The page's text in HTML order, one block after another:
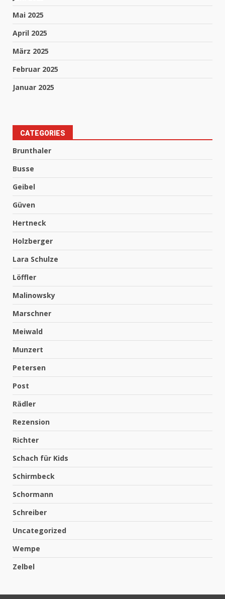
Mai 2025
April 2025
März 2025
Februar 2025
Januar 2025
CATEGORIES
Brunthaler
Busse
Geibel
Güven
Hertneck
Holzberger
Lara Schulze
Löffler
Malinowsky
Marschner
Meiwald
Munzert
Petersen
Post
Rädler
Rezension
Richter
Schach für Kids
Schirmbeck
Schormann
Schreiber
Uncategorized
Wempe
Zelbel